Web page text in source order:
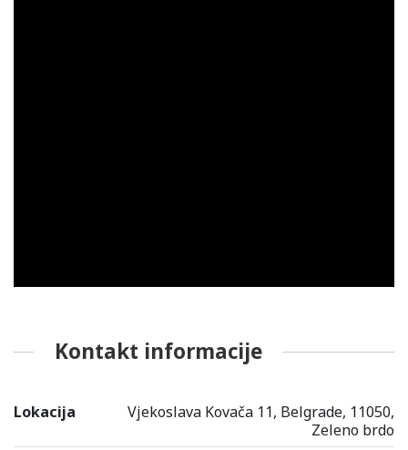
Kontakt informacije
Lokacija
Vjekoslava Kovača 11, Belgrade, 11050,
Zeleno brdo